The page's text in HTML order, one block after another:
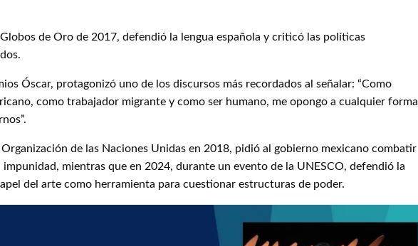
de Oro de 2017, defendió la lengua española y criticó las políticas
Óscar, protagonizó uno de los discursos más recordados al señalar: “Como
como trabajador migrante y como ser humano, me opongo a cualquier forma
de las Naciones Unidas en 2018, pidió al gobierno mexicano combatir
impunidad, mientras que en 2024, durante un evento de la UNESCO, defendió la
del arte como herramienta para cuestionar estructuras de poder.